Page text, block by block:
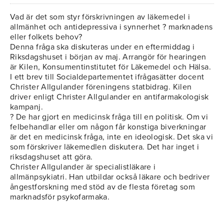
Vad är det som styr förskrivningen av läkemedel i
allmänhet och antidepressiva i synnerhet ? marknadens
eller folkets behov?
Denna fråga ska diskuteras under en eftermiddag i
Riksdagshuset i början av maj. Arrangör för hearingen
är Kilen, Konsumentinstitutet för Läkemedel och Hälsa.
I ett brev till Socialdepartementet ifrågasätter docent
Christer Allgulander föreningens statbidrag. Kilen
driver enligt Christer Allgulander en antifarmakologisk
kampanj.
? De har gjort en medicinsk fråga till en politisk. Om vi
felbehandlar eller om någon får konstiga biverkningar
är det en medicinsk fråga, inte en ideologisk. Det ska vi
som förskriver läkemedlen diskutera. Det har inget i
riksdagshuset att göra.
Christer Allgulander är specialistläkare i
allmänpsykiatri. Han utbildar också läkare och bedriver
ångestforskning med stöd av de flesta företag som
marknadsför psykofarmaka.